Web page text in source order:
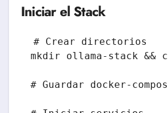
Iniciar el Stack
# Crear directorios
mkdir ollama-stack &&
# Guardar docker-